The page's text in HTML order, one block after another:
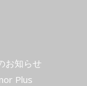
お知らせ
Plus